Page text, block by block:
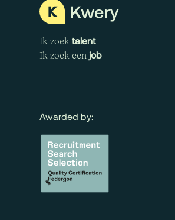
Ik zoek talent
Ik zoek een job
Awarded by: